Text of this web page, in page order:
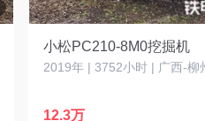
小松PC210-8M0挖掘机
2019年 | 3752小时 | 广西-柳
12.3万